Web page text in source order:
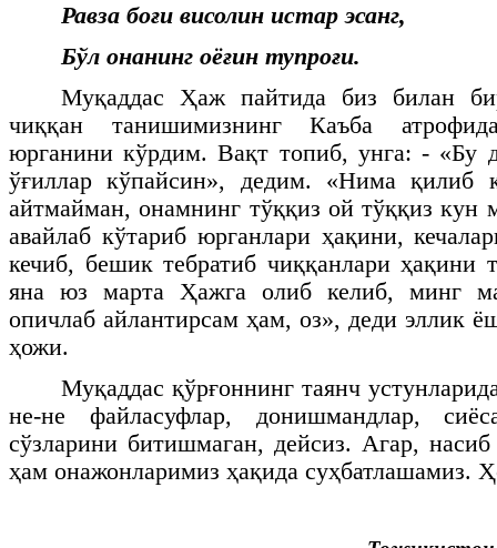
Равза боғи висолин истар эсанг,
Бўл онанинг оёғин тупроғи.
Муқаддас Ҳаж пайтида биз билан
чиққан танишимизнинг Каъба
юрганини кўрдим. Вақт топиб, унга: - «Бу
ўғиллар кўпайсин», дедим. «Нима қилиб
айтмайман, онамнинг тўққиз ой тўққиз кун
авайлаб кўтариб юрганлари ҳақини,
кечиб, бешик тебратиб чиққанлари
яна юз марта Ҳажга олиб келиб, минг
опичлаб айлантирсам ҳам, оз», деди эллик
ҳожи.
Муқаддас қўрғоннинг таянч
не-не файласуфлар, донишмандлар,
сўзларини битишмаган, дейсиз. Агар, насиб
ҳам онажонларимиз ҳақида суҳбатлашамиз.